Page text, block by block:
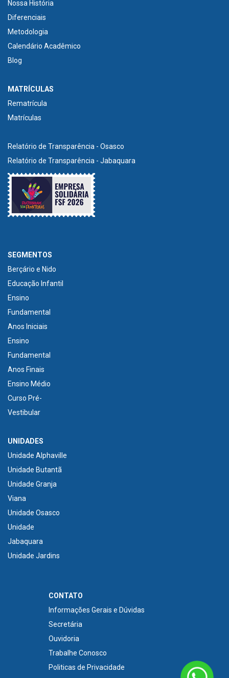
Nossa História
Diferenciais
Metodologia
Calendário Acadêmico
Blog
MATRÍCULAS
Rematrícula
Matrículas
Relatório de Transparência - Osasco
Relatório de Transparência - Jabaquara
SEGMENTOS
Berçário e Nido
Educação Infantil
Ensino
Fundamental
Anos Iniciais
Ensino
Fundamental
Anos Finais
Ensino Médio
Curso Pré-
Vestibular
UNIDADES
Unidade Alphaville
Unidade Butantã
Unidade Granja
Viana
Unidade Osasco
Unidade
Jabaquara
Unidade Jardins
CONTATO
Informações Gerais e Dúvidas
Secretária
Ouvidoria
Trabalhe Conosco
Politicas de Privacidade